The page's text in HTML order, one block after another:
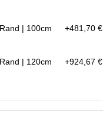
| 100cm +481,70 €
| 120cm +924,67 €